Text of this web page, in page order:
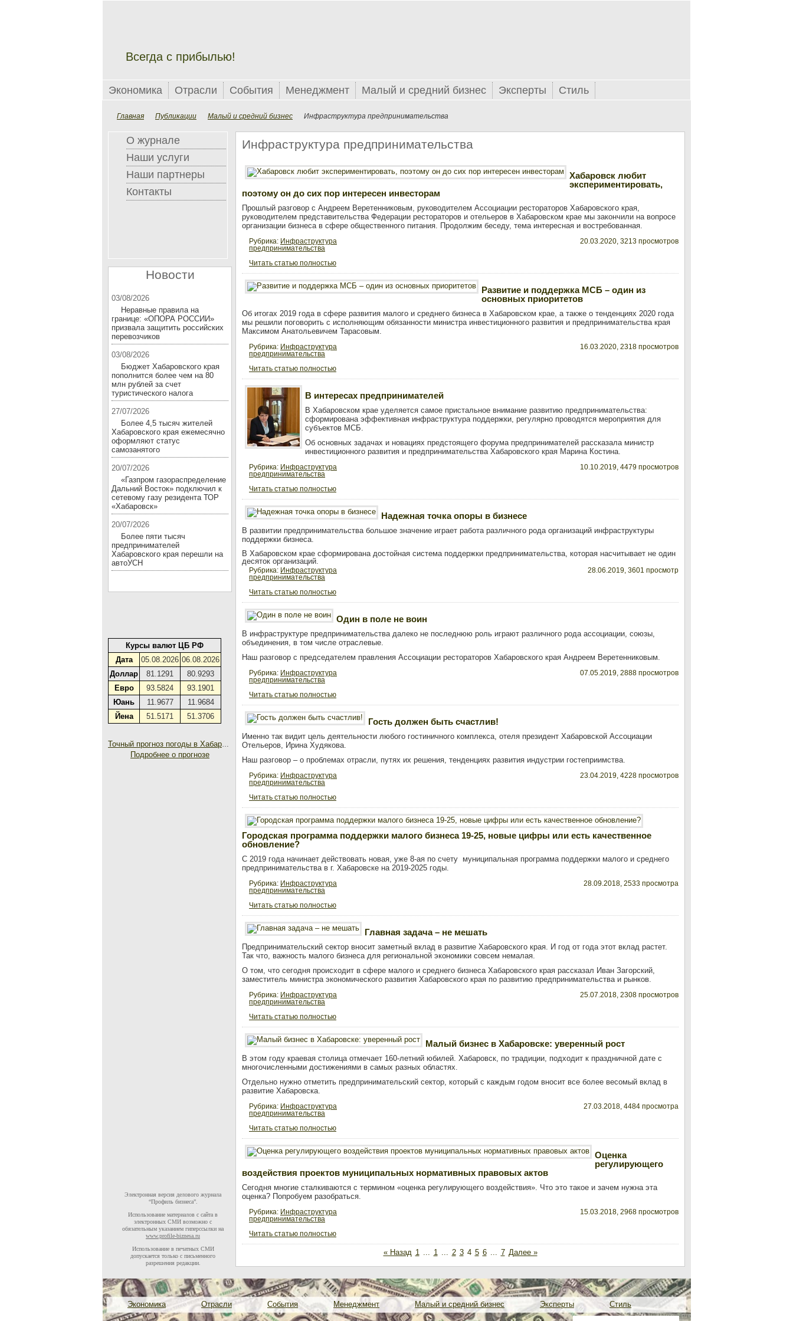
Всегда с прибылью!
Экономика Отрасли События Менеджмент Малый и средний бизнес Эксперты Стиль
Главная Публикации Малый и средний бизнес Инфраструктура предпринимательства
Инфраструктура предпринимательства
Хабаровск любит
экспериментировать,
поэтому он до сих пор интересен инвесторам
Прошлый разговор с Андреем Веретенниковым, руководителем Ассоциации рестораторов Хабаровского края,
руководителем представительства Федерации рестораторов и отельеров в Хабаровском крае мы закончили на вопросе
организации бизнеса в сфере общественного питания. Продолжим беседу, тема интересная и востребованная.
Рубрика: Инфраструктура
предпринимательства
20.03.2020, 3213 просмотров
Читать статью полностью
Развитие и поддержка МСБ – один из
основных приоритетов
Об итогах 2019 года в сфере развития малого и среднего бизнеса в Хабаровском крае, а также о тенденциях 2020 года
мы решили поговорить с исполняющим обязанности министра инвестиционного развития и предпринимательства края
Максимом Анатольевичем Тарасовым.
Рубрика: Инфраструктура
предпринимательства
16.03.2020, 2318 просмотров
Читать статью полностью
В интересах предпринимателей
В Хабаровском крае уделяется самое пристальное внимание развитию предпринимательства:
сформирована эффективная инфраструктура поддержки, регулярно проводятся мероприятия для
субъектов МСБ.
Об основных задачах и новациях предстоящего форума предпринимателей рассказала министр
инвестиционного развития и предпринимательства Хабаровского края Марина Костина.
Рубрика: Инфраструктура
предпринимательства
10.10.2019, 4479 просмотров
Читать статью полностью
Надежная точка опоры в бизнесе
В развитии предпринимательства большое значение играет работа различного рода организаций инфраструктуры
поддержки бизнеса.
В Хабаровском крае сформирована достойная система поддержки предпринимательства, которая насчитывает не один
десяток организаций.
Рубрика: Инфраструктура
предпринимательства
28.06.2019, 3601 просмотр
Читать статью полностью
Один в поле не воин
В инфраструктуре предпринимательства далеко не последнюю роль играют различного рода ассоциации, союзы,
объединения, в том числе отраслевые.
Наш разговор с председателем правления Ассоциации рестораторов Хабаровского края Андреем Веретенниковым.
Рубрика: Инфраструктура
предпринимательства
07.05.2019, 2888 просмотров
Читать статью полностью
Гость должен быть счастлив!
Именно так видит цель деятельности любого гостиничного комплекса, отеля президент Хабаровской Ассоциации
Отельеров, Ирина Худякова.
Наш разговор – о проблемах отрасли, путях их решения, тенденциях развития индустрии гостеприимства.
Рубрика: Инфраструктура
предпринимательства
23.04.2019, 4228 просмотров
Читать статью полностью
Городская программа поддержки малого бизнеса 19-25, новые цифры или есть качественное
обновление?
С 2019 года начинает действовать новая, уже 8-ая по счету муниципальная программа поддержки малого и среднего
предпринимательства в г. Хабаровске на 2019-2025 годы.
Рубрика: Инфраструктура
предпринимательства
28.09.2018, 2533 просмотра
Читать статью полностью
Главная задача – не мешать
Предпринимательский сектор вносит заметный вклад в развитие Хабаровского края. И год от года этот вклад растет.
Так что, важность малого бизнеса для региональной экономики совсем немалая.
О том, что сегодня происходит в сфере малого и среднего бизнеса Хабаровского края рассказал Иван Загорский,
заместитель министра экономического развития Хабаровского края по развитию предпринимательства и рынков.
Рубрика: Инфраструктура
предпринимательства
25.07.2018, 2308 просмотров
Читать статью полностью
Малый бизнес в Хабаровске: уверенный рост
В этом году краевая столица отмечает 160-летний юбилей. Хабаровск, по традиции, подходит к праздничной дате с
многочисленными достижениями в самых разных областях.
Отдельно нужно отметить предпринимательский сектор, который с каждым годом вносит все более весомый вклад в
развитие Хабаровска.
Рубрика: Инфраструктура
предпринимательства
27.03.2018, 4484 просмотра
Читать статью полностью
Оценка
регулирующего
воздействия проектов муниципальных нормативных правовых актов
Сегодня многие сталкиваются с термином «оценка регулирующего воздействия». Что это такое и зачем нужна эта
оценка? Попробуем разобраться.
Рубрика: Инфраструктура
предпринимательства
15.03.2018, 2968 просмотров
Читать статью полностью
« Назад 1 ... 1 ... 2 3 4 5 6 ... 7 Далее »
О журнале
Наши услуги
Наши партнеры
Контакты
Новости
03/08/2026
Неравные правила на
границе: «ОПОРА РОССИИ»
призвала защитить российских
перевозчиков
03/08/2026
Бюджет Хабаровского края
пополнится более чем на 80
млн рублей за счет
туристического налога
27/07/2026
Более 4,5 тысяч жителей
Хабаровского края ежемесячно
оформляют статус
самозанятого
20/07/2026
«Газпром газораспределение
Дальний Восток» подключил к
сетевому газу резидента ТОР
«Хабаровск»
20/07/2026
Более пяти тысяч
предпринимателей
Хабаровского края перешли на
автоУСН
Курсы валют ЦБ РФ
Дата
05.08.2026 06.08.2026
Доллар
81.1291
80.9293
Евро
93.5824
93.1901
Юань
11.9677
11.9684
Йена
51.5171 51.3706
Точный прогноз погоды в Хабаровске на 30 дней
Подробнее о прогнозе
Электронная версия делового журнала
“Профиль бизнеса”.
Использование материалов с сайта в
электронных СМИ возможно с
обязательным указанием гиперссылки на
www.profile-biznesa.ru
Использование в печатных СМИ
допускается только с письменного
разрешения редакции.
Экономика Отрасли События Менеджмент Малый и средний бизнес Эксперты Стиль